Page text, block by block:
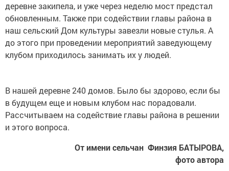
деревне закипела, и уже через неделю мост предстал
обновленным. Также при содействии главы района в
наш сельский Дом культуры завезли новые стулья. А
до этого при проведении мероприятий заведующему
клубом приходилось занимать их у людей.
В нашей деревне 240 домов. Было бы здорово, если бы
в будущем еще и новым клубом нас порадовали.
Рассчитываем на содействие главы района в решении
и этого вопроса.
От имени сельчан Финзия БАТЫРОВА,
фото автора